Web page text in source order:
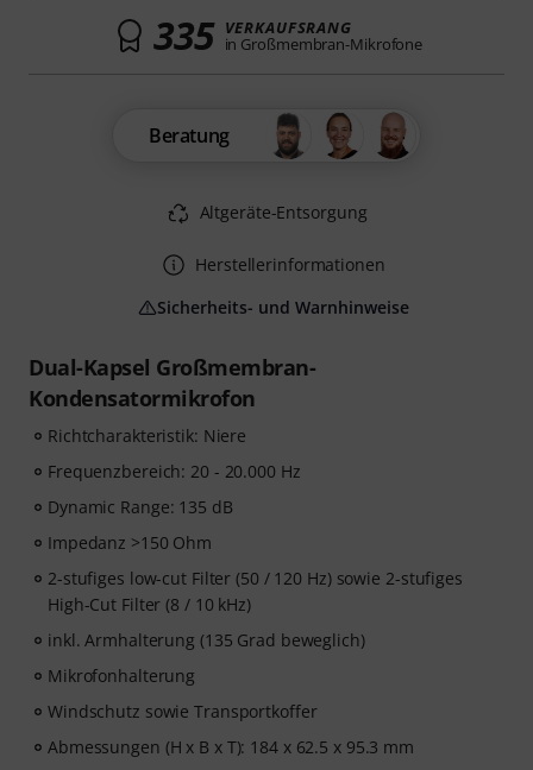
Dual-Kapsel Großmembran-
Kondensatormikrofon
Richtcharakteristik: Niere
Frequenzbereich: 20 - 20.000 Hz
Dynamic Range: 135 dB
Impedanz >150 Ohm
2-stufiges low-cut Filter (50 / 120 Hz) sowie 2-stufiges
High-Cut Filter (8 / 10 kHz)
inkl. Armhalterung (135 Grad beweglich)
Mikrofonhalterung
Windschutz sowie Transportkoffer
Abmessungen (H x B x T): 184 x 62.5 x 95.3 mm
335 VERKAUFSRANG
in Großmembran-Mikrofone
Beratung
Altgeräte-Entsorgung
Herstellerinformationen
Sicherheits- und Warnhinweise